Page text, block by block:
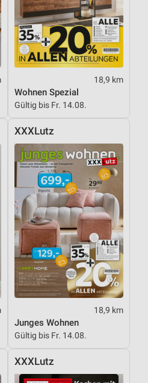
18,9 km
Wohnen Spezial
Gültig bis Fr. 14.08.
XXXLutz
18,9 km
Junges Wohnen
Gültig bis Fr. 14.08.
XXXLutz